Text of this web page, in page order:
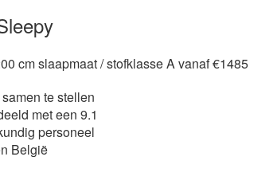
cm slaapmaat / stofklasse A vanaf €1485
te stellen
met een 9.1
personeel
België